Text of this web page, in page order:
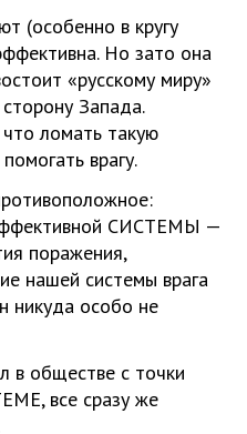
(особенно в кругу
Но зато она
«русскому миру»
Запада.
ломать такую
врагу.
СИСТЕМЫ —
поражения,
нашей системы врага
никуда особо не
в обществе с точки
все сразу же